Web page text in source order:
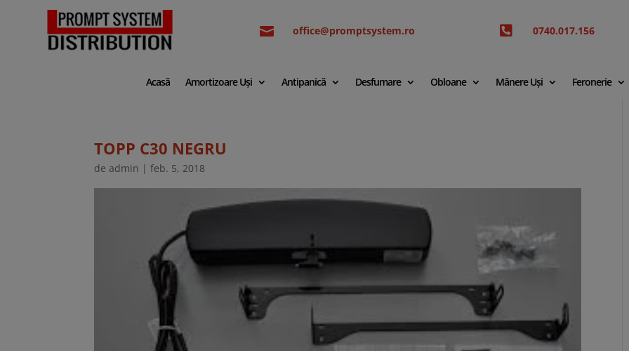
 office@promptsystem.ro  0740.017.156
Acasă Amortizoare Uși Antipanică Desfumare Obloane Mânere Uși Feronerie
TOPP C30 NEGRU
deadmin |feb. 5, 2018